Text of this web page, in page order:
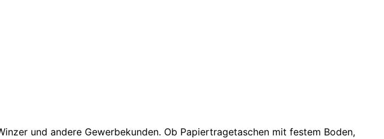
und andere Gewerbekunden. Ob Papiertragetaschen mit festem Boden,